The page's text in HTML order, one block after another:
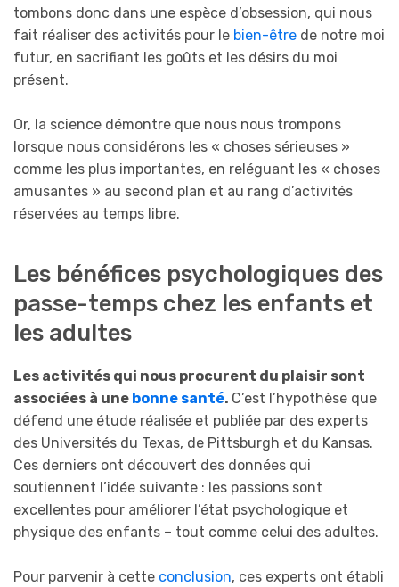
tombons donc dans une espèce d’obsession, qui nous
fait réaliser des activités pour le bien-être de notre moi
futur, en sacrifiant les goûts et les désirs du moi
présent.
Or, la science démontre que nous nous trompons
lorsque nous considérons les « choses sérieuses »
comme les plus importantes, en reléguant les « choses
amusantes » au second plan et au rang d’activités
réservées au temps libre.
Les bénéfices psychologiques des
passe-temps chez les enfants et
les adultes
Les activités qui nous procurent du plaisir sont
associées à une bonne santé. C’est l’hypothèse que
défend une étude réalisée et publiée par des experts
des Universités du Texas, de Pittsburgh et du Kansas.
Ces derniers ont découvert des données qui
soutiennent l’idée suivante : les passions sont
excellentes pour améliorer l’état psychologique et
physique des enfants – tout comme celui des adultes.
Pour parvenir à cette conclusion, ces experts ont établi